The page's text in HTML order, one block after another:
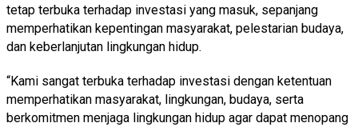
tetap terbuka terhadap investasi yang masuk, sepanjang
memperhatikan kepentingan masyarakat, pelestarian budaya,
dan keberlanjutan lingkungan hidup.
“Kami sangat terbuka terhadap investasi dengan ketentuan
memperhatikan masyarakat, lingkungan, budaya, serta
berkomitmen menjaga lingkungan hidup agar dapat menopang